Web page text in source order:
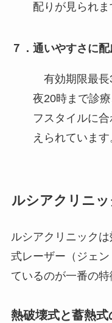
配りが見られま
７．通いやすさに
有効期限最長
夜20時まで診
フスタイルに
えられています
ルシアクリニ
ルシアクリニック
式レーザー（ジェ
ているのが一番の特
熱破壊式と蓄熱式